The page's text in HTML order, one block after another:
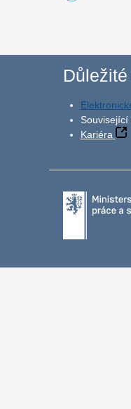
Související
Kariéra